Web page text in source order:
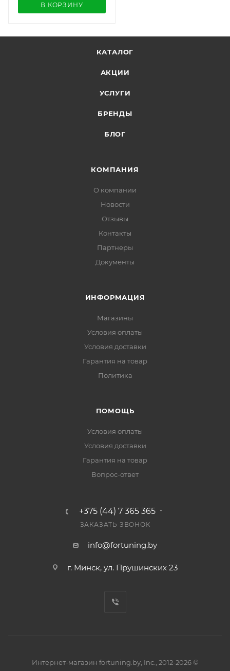
В КОРЗИНУ
КАТАЛОГ
АКЦИИ
УСЛУГИ
БРЕНДЫ
БЛОГ
КОМПАНИЯ
О компании
Новости
Отзывы
Контакты
Партнеры
Документы
ИНФОРМАЦИЯ
Магазины
Условия оплаты
Условия доставки
Гарантия на товар
Политика
ПОМОЩЬ
Условия оплаты
Условия доставки
Гарантия на товар
Вопрос-ответ
+375 (44) 7 365 365
ЗАКАЗАТЬ ЗВОНОК
info@fortuning.by
г. Минск, ул. Прушинских 23
Интернет-магазин fortuning.by, Inc., 2012-2026 ©